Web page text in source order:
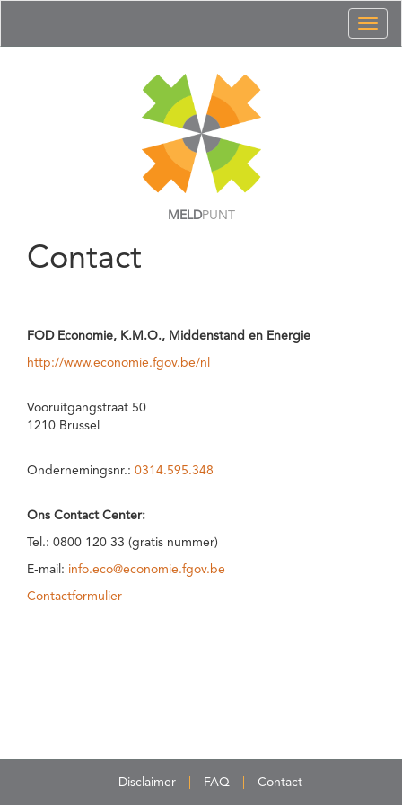
MELDPUNT
Contact
FOD Economie, K.M.O., Middenstand en Energie
http://www.economie.fgov.be/nl
Vooruitgangstraat 50
1210 Brussel
Ondernemingsnr.: 0314.595.348
Ons Contact Center:
Tel.: 0800 120 33 (gratis nummer)
E-mail: info.eco@economie.fgov.be
Contactformulier
Disclaimer FAQ Contact